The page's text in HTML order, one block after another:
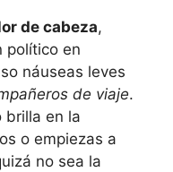
de cabeza,
político en
náuseas leves
de viaje.
brilla en la
o empiezas a
no sea la